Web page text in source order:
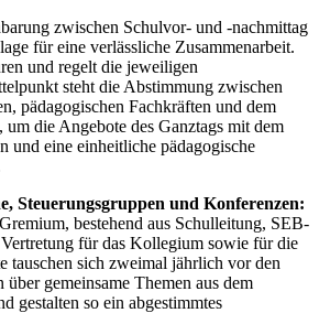
zwischen Schulvor- und -nachmittag
für eine verlässliche Zusammenarbeit.
und regelt die jeweiligen
steht die Abstimmung zwischen
pädagogischen Fachkräften und dem
um die Angebote des Ganztags mit dem
und eine einheitliche pädagogische
Steuerungsgruppen und Konferenzen:
bestehend aus Schulleitung, SEB-
für das Kollegium sowie für die
tauschen sich zweimal jährlich vor den
über gemeinsame Themen aus dem
gestalten so ein abgestimmtes